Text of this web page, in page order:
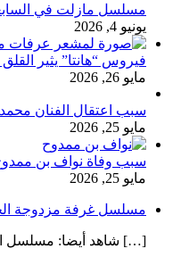
مسلسل مازلت في
يونيو 4, 2026
فيروس “هانتا” يثير
مايو 26, 2026
سبب اعتقال الفنان
مايو 25, 2026
سبب وفاة نواف بن
مايو 25, 2026
مسلسل غرفة مزدوجة الحلقة 7 -
[…] شاهد أيضا: مسلسل